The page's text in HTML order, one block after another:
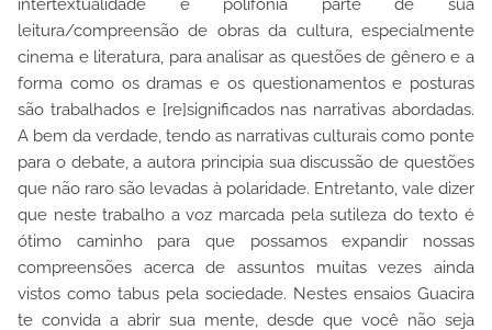
intertextualidade e polifonia parte de sua
leitura/compreensão de obras da cultura, especialmente
cinema e literatura, para analisar as questões de gênero e a
forma como os dramas e os questionamentos e posturas
são trabalhados e [re]significados nas narrativas abordadas.
A bem da verdade, tendo as narrativas culturais como ponte
para o debate, a autora principia sua discussão de questões
que não raro são levadas à polaridade. Entretanto, vale dizer
que neste trabalho a voz marcada pela sutileza do texto é
ótimo caminho para que possamos expandir nossas
compreensões acerca de assuntos muitas vezes ainda
vistos como tabus pela sociedade. Nestes ensaios Guacira
te convida a abrir sua mente, desde que você não seja